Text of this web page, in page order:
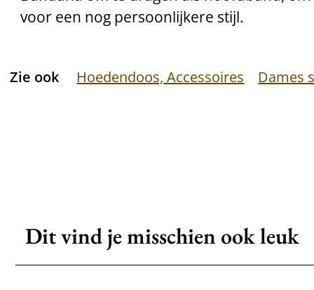
voor een nog persoonlijkere stijl.
Zie ook Hoedendoos, Accessoires Dames
Dit vind je misschien ook leuk